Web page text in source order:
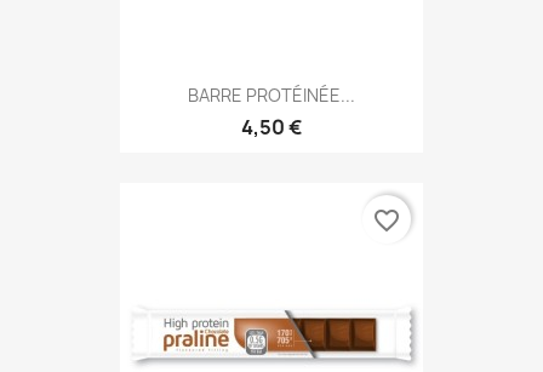
BARRE PROTÉINÉE...
4,50 €
favorite_border